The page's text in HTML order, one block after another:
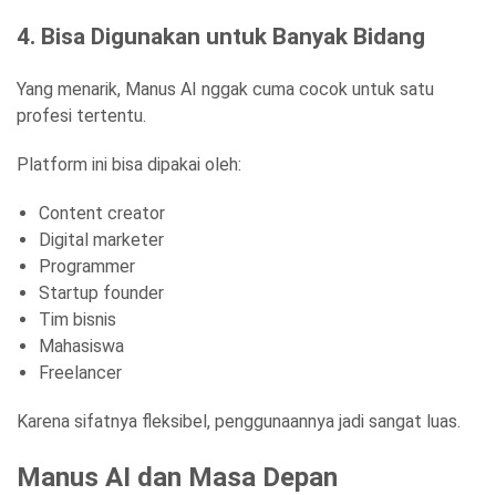
4. Bisa Digunakan untuk Banyak Bidang
Yang menarik, Manus AI nggak cuma cocok untuk satu
profesi tertentu.
Platform ini bisa dipakai oleh:
Content creator
Digital marketer
Programmer
Startup founder
Tim bisnis
Mahasiswa
Freelancer
Karena sifatnya fleksibel, penggunaannya jadi sangat luas.
Manus AI dan Masa Depan